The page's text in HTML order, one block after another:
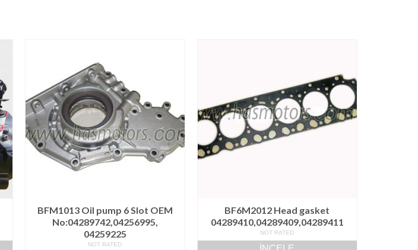
BFM1013 Oil pump 6 Slot OEM
No:04289742,04256995,
04259225
NOT RATED
BF6M2012 Head gasket
04289410,04289409,04289411
NOT RATED